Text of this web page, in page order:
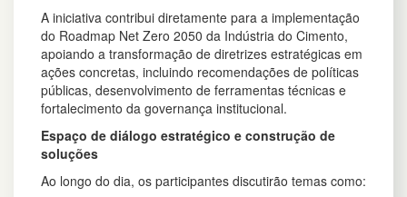
A iniciativa contribui diretamente para a implementação
do Roadmap Net Zero 2050 da Indústria do Cimento,
apoiando a transformação de diretrizes estratégicas em
ações concretas, incluindo recomendações de políticas
públicas, desenvolvimento de ferramentas técnicas e
fortalecimento da governança institucional.
Espaço de diálogo estratégico e construção de
soluções
Ao longo do dia, os participantes discutirão temas como: